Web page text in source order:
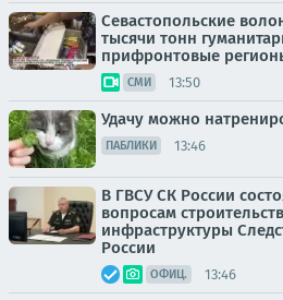
Севастопольские
тысячи тонн
прифронтовые
СМИ 13:50
Удачу можно
ПАБЛИКИ 13:46
В ГВСУ СК России
вопросам
инфраструктуры
России
ОФИЦ. 13:46